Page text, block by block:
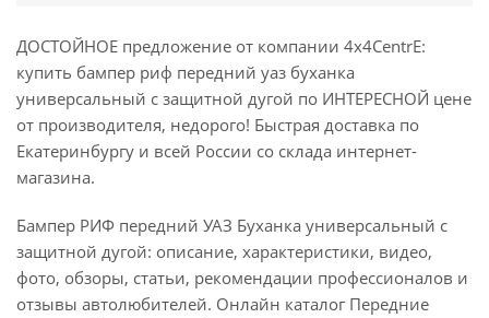
ДОСТОЙНОЕ предложение от компании 4x4CentrE:
купить бампер риф передний уаз буханка
универсальный с защитной дугой по ИНТЕРЕСНОЙ цене
от производителя, недорого! Быстрая доставка по
Екатеринбургу и всей России со склада интернет-
магазина.
Бампер РИФ передний УАЗ Буханка универсальный с
защитной дугой: описание, характеристики, видео,
фото, обзоры, статьи, рекомендации профессионалов и
отзывы автолюбителей. Онлайн каталог Передние